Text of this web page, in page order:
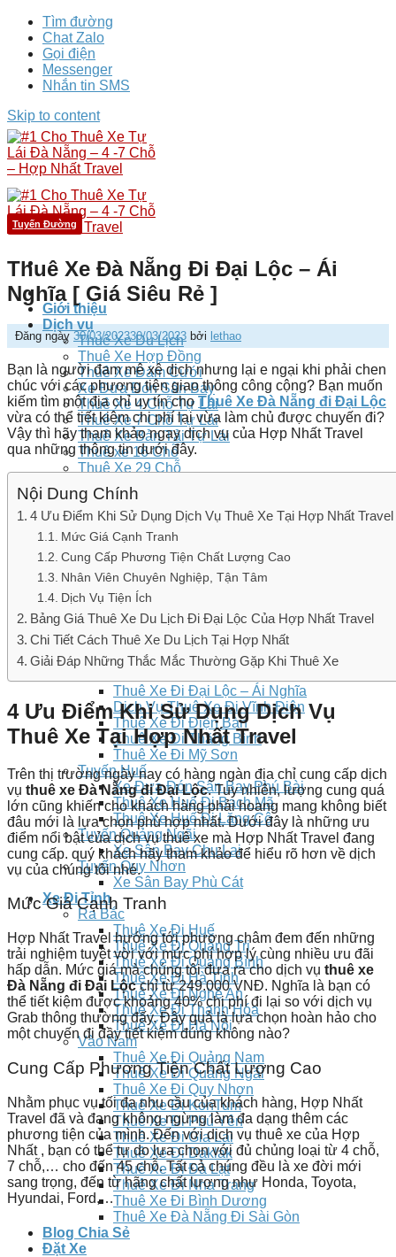
Tìm đường
Chat Zalo
Gọi điện
Messenger
Nhắn tin SMS
Skip to content
Giới thiệu
Dịch vụ
Thuê Xe Du Lịch
Thuê Xe Hợp Đồng
Thuê Xe Đám Cưới
Xe Đưa Đón Sân Bay
Thuê Xe 4 Chỗ Tự Lái
Thuê Xe 7 Chỗ Tự Lái
Thuê Xe Bản Tải Tự Lái
Thuê xe 16 Chỗ
Thuê Xe 29 Chỗ
Thuê Xe 35 Chỗ
Thuê Xe 45 Chỗ
Bảng giá
Thuê Xe
Tuyến Đà Nẵng – Hội An
Thuê Xe Đi Bà Nà
Thuê Xe Đi Hội An
Thuê Xe Đi Chùa Linh Ứng
Thuê Xe Đi Núi Thần Tài
Thuê Xe Đi Cù Lao Chàm
Thuê Xe Đi Hoà Phú Thành
Thuê Xe Đi Rừng Dừa 7 Mẫu
Thuê Xe Đi Đại Lộc – Ái Nghĩa
Dịch Vụ Thuê Xe Đi Vĩnh Điện
Thuê Xe Đi Điện Bàn
Thuê Xe Đi Thăng Bình
Thuê Xe Đi Mỹ Sơn
Tuyến Huế
Xe Đưa Đón Sân Bay Phú Bài
Thuê Xe Huế Đi Bạch Mã
Thuê Xe Huế Đi Lăng Cô
Tuyến Quảng Ngãi
Xe Sân Bay Chu Lai
Tuyến Quy Nhơn
Xe Sân Bay Phù Cát
Xe Đi Tỉnh
Ra Bắc
Thuê Xe Đi Huế
Thuê Xe Đi Quảng Trị
Thuê Xe Đi Quảng Bình
Thuê Xe Đi Hà Tĩnh
Thuê Xe Đi Nghệ An
Thuê Xe Đi Thanh Hóa
Thuê Xe Đi Hà Nội
Vào Nam
Thuê Xe Đi Quảng Nam
Thuê Xe Đi Quảng Ngãi
Thuê Xe Đi Quy Nhơn
Thuê Xe Đi KonTum
Thuê Xe Đi Phú Yên
Thuê Xe Đi Gia Lai
Thuê Xe Đi Daklak
Thuê Xe Đi Đà Lạt
Thuê Xe Đi Nha Trang
Thuê Xe Đi Bình Dương
Thuê Xe Đà Nẵng Đi Sài Gòn
Blog Chia Sẻ
Đặt Xe
Tuyến Đường
Thuê Xe Đà Nẵng Đi Đại Lộc – Ái
Nghĩa [ Giá Siêu Rẻ ]
Đăng ngày 30/03/202330/03/2023 bởi lethao
Bạn là người đam mê xê dịch nhưng lại e ngại khi phải chen
chúc với các phương tiện giao thông công cộng? Bạn muốn
kiếm tìm một địa chỉ uy tín choThuê Xe Đà Nẵng đi Đại Lộc
vừa có thể tiết kiệm chi phí lại vừa làm chủ được chuyến đi?
Vậy thì hãy tham khảo ngay dịch vụ của Hợp Nhất Travel
qua những thông tin dưới đây.
Nội Dung Chính
4 Ưu Điểm Khi Sử Dụng Dịch Vụ Thuê Xe Tại Hợp Nhất Travel
Mức Giá Cạnh Tranh
Cung Cấp Phương Tiện Chất Lượng Cao
Nhân Viên Chuyên Nghiệp, Tận Tâm
Dịch Vụ Tiện Ích
Bảng Giá Thuê Xe Du Lịch Đi Đại Lộc Của Hợp Nhất Travel
Chi Tiết Cách Thuê Xe Du Lịch Tại Hợp Nhất
Giải Đáp Những Thắc Mắc Thường Gặp Khi Thuê Xe
4 Ưu Điểm Khi Sử Dụng Dịch Vụ
Thuê Xe Tại Hợp Nhất Travel
Trên thị trường ngày nay có hàng ngàn địa chỉ cung cấp dịch
vụ thuê xe Đà Nẵng đi Đại Lộc. Tuy nhiên, lượng cung quá
lớn cũng khiến cho khách hàng phải hoang mang không biết
đâu mới là lựa chọn phù hợp nhất. Dưới đây là những ưu
điểm nổi bật của dịch vụthuê xe mà Hợp Nhất Travel đang
cung cấp. quý khách hãy tham khảo để hiểu rõ hơn về dịch
vụ của chúng tôi nhé.
Mức Giá Cạnh Tranh
Hợp Nhất Travel hướng tới phương châm đem đến những
trải nghiệm tuyệt vời với mức phí hợp lý cùng nhiều ưu đãi
hấp dẫn. Mức giá mà chúng tôi đưa ra cho dịch vụ thuê xe
Đà Nẵng đi Đại Lộcchỉ từ 249.000 VNĐ. Nghĩa là bạn có
thể tiết kiệm được khoảng 40% chi phí đi lại so với dịch vụ
Grab thông thường đấy. Đây quả là lựa chọn hoàn hảo cho
một chuyến đi đầy tiết kiệm đúng không nào?
Cung Cấp Phương Tiện Chất Lượng Cao
Nhằm phục vụ tối đa nhu cầu của khách hàng, Hợp Nhất
Travel đã và đang không ngừng làm đa dạng thêm các
phương tiện của mình. Đến với dịch vụ thuê xe của Hợp
Nhất , bạn có thể tự do lựa chọn với đủ chủng loại từ 4 chỗ,
7 chỗ,… cho đến 45 chỗ. Tất cả chúng đều là xe đời mới
sang trọng, đến từ hãng chất lượng như Honda, Toyota,
Hyundai, Ford,…